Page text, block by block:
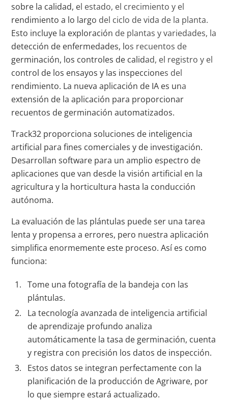
sobre la calidad, el estado, el crecimiento y el
rendimiento a lo largo del ciclo de vida de la planta.
Esto incluye la exploración de plantas y variedades, la
detección de enfermedades, los recuentos de
germinación, los controles de calidad, el registro y el
control de los ensayos y las inspecciones del
rendimiento. La nueva aplicación de IA es una
extensión de la aplicación para proporcionar
recuentos de germinación automatizados.
Track32 proporciona soluciones de inteligencia
artificial para fines comerciales y de investigación.
Desarrollan software para un amplio espectro de
aplicaciones que van desde la visión artificial en la
agricultura y la horticultura hasta la conducción
autónoma.
La evaluación de las plántulas puede ser una tarea
lenta y propensa a errores, pero nuestra aplicación
simplifica enormemente este proceso. Así es como
funciona:
Tome una fotografía de la bandeja con las
plántulas.
La tecnología avanzada de inteligencia artificial
de aprendizaje profundo analiza
automáticamente la tasa de germinación, cuenta
y registra con precisión los datos de inspección.
Estos datos se integran perfectamente con la
planificación de la producción de Agriware, por
lo que siempre estará actualizado.